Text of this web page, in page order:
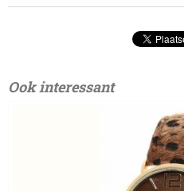
Ook interessant